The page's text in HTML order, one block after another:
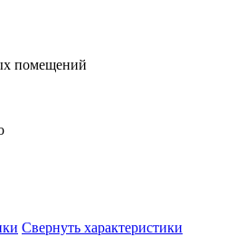
помещений
Свернуть характеристики